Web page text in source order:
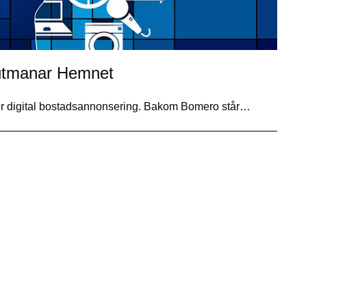
Hemnet
digital bostadsannonsering. Bakom Bomero står…